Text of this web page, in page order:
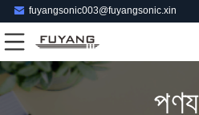
fuyangsonic003@fuyangsonic.xin
পণ্য